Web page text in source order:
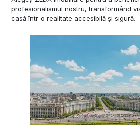
profesionalismul nostru, transformând
casă într-o realitate accesibilă și sigură.